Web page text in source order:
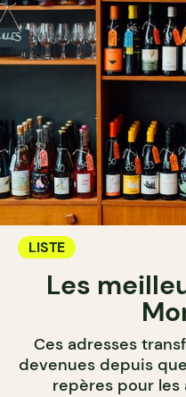
LISTE
Les
Ces adresses
devenues depuis
repères pour les